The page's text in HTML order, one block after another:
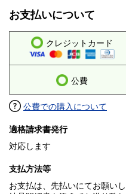
お支払いについて
クレジットカード
公費
公費での購入について
適格請求書発行
対応します
支払方法等
お支払は、先払いにてお願いし